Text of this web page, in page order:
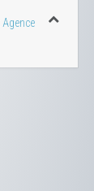
Agence